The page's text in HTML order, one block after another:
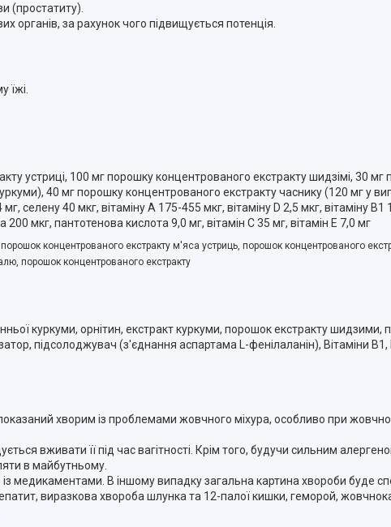
(простатиту).
органів, за рахунок чого підвищується потенція.
їжі.
устриці, 100 мг порошку концентрованого екстракту шидзімі, 30
40 мг порошку концентрованого екстракту часнику (120 мг у
селену 40 мкг, вітаміну A 175-455 мкг, вітаміну D 2,5 мкг, вітаміну B1
мкг, пантотенова кислота 9,0 мг, вітамін C 35 мг, вітамін E 7,0 мг
концентрованого екстракту м'яса устриць, порошок концентрованого
порошок концентрованого екстракту
куркуми, орнітин, екстракт куркуми, порошок екстракту шидзими,
підсолоджувач (з'єднання аспартама L-фенілаланін), Вітаміни B1,
хворим із проблемами жовчного міхура, особливо при
вживати її під час вагітності. Крім того, будучи сильним
в майбутньому.
медикаментами. В іншому випадку загальна картина хвороби буде
виразкова хвороба шлунка та 12-палої кишки, геморой,